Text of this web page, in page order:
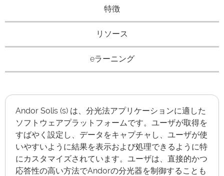
特徴
リソース
eラーニング
Andor Solis (s) は、分光法アプリケーションに適した
ソフトウェアプラットフォームです。ユーザが取得を
すばやく設定し、データをキャプチャし、ユーザが使
いやすいように結果を表示および処理できるように特
にカスタマイズされています。ユーザは、直接的かつ
応答性の高い方法でAndorの分光器を制御することも